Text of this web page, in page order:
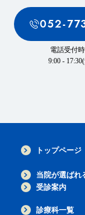
052-
電話受付
9:00 -
トップページ
当院が選ばれ
受診案内
診療科一覧